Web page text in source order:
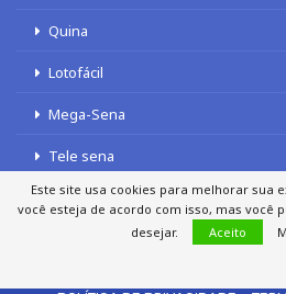
Quina
Lotofácil
Mega-Sena
Tele sena
Este site usa cookies para melhorar sua
você esteja de acordo com isso, mas você
desejar.
Aceito